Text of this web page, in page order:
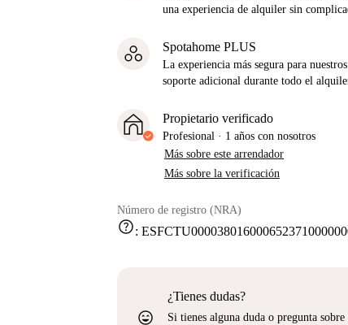
una experiencia de alquiler sin
Spotahome PLUS
La experiencia más segura para
soporte adicional durante todo el
Propietario verificado
Profesional · 1 años con nosotros
Más sobre este arrendador
Más sobre la verificación
Número de registro (NRA)
help:
sentiment_very_satisfied
¿Tienes dudas?
Si tienes alguna duda o pregunta sobre